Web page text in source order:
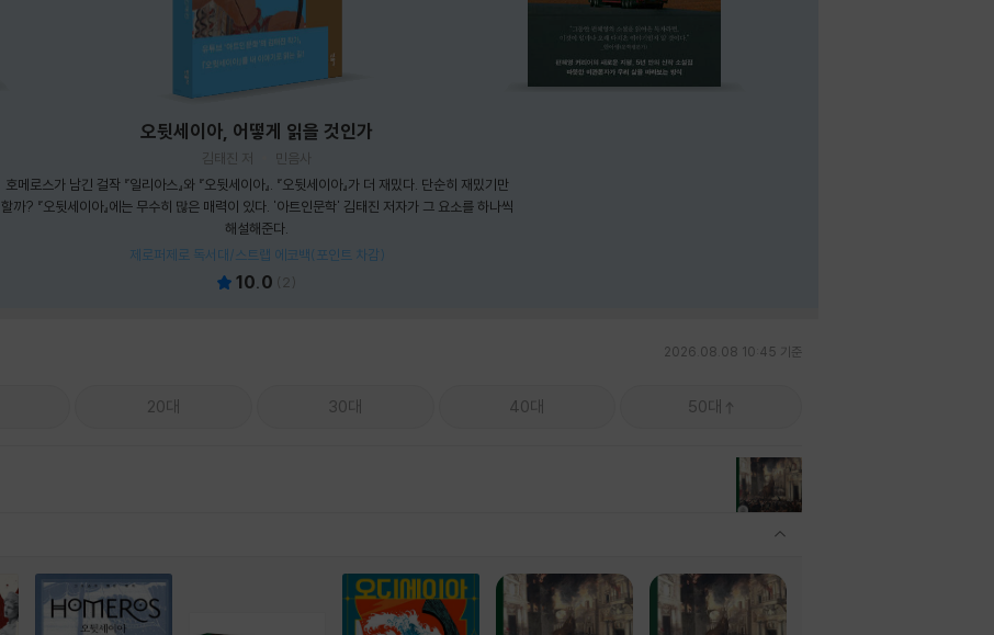
오뒷세이아, 어떻게 읽을 것인가
김태진 저
민음사
호메로스가 남긴 걸작 『일리아스』와 『오뒷세이아』. 『오뒷세이아』가 더 재밌다. 단순히 재밌기만
할까? 『오뒷세이아』에는 무수히 많은 매력이 있다. '아트인문학' 김태진 저자가 그 요소를 하나씩
해설해준다.
제로퍼제로 독서대/스트랩 에코백(포인트 차감)
10.0 ( 2)
2026.08.08 10:45 기준
20대 30대 40대 50대